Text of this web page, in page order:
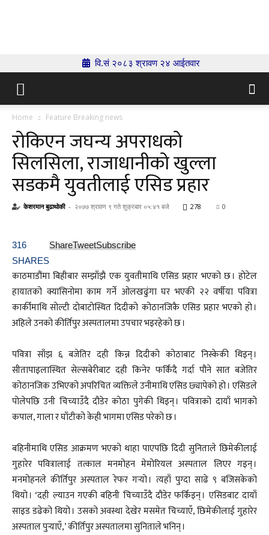
वि.सं २०८३ श्रावण २४ आईतवार
Home Feature Breaking news
रोकिएन जघन्य अपराधको
सिलसिला, राजाधानीको खुल्ला
सडकमै युवतीलाई एसिड प्रहार
केशरमान बुढाथोकी - २०७७ श्रावण ९ गते शुक्रबार ०५:४१ बजे 278 0
316
SHARES
ShareTweetSubscribe
काठमाडौंमा बिहीबार सम्झाँझै एक युवतीमाथि एसिड प्रहार भएको छ । होटेल
हायातको क्यासिनोमा काम गर्ने ओलखढुंगा घर भएकी २२ वर्षीया पवित्रा
कार्कीमाथि सोल्टी दोबाटोस्थित दिदीको कोठानजिकै एसिड प्रहार भएको हो ।
अहिले उनको कीर्तिपुर अस्पतालमा उपचार भइरहेको छ ।
पवित्रा साँझ ६ बजेतिर दही किन्न दिदीको कोठाबाट निस्केकी थिइन् ।
सीतापाइलास्थित सेल्सबेरीबाट दही किनेर फर्किंदै गर्दा पौने सात बजेतिर
कोठानजिक उभिएको अपरिचित व्यक्तिले उनीमाथि एसिड छ्यापेको हो । एसिडले
पोलेपछि उनी चिच्याउँदै दौडेर कोठा पुगेकी थिइन् । पवित्राको दायाँ भागको
कपाल, गाला र घाँटीको केही भागमा एसिड परेको छ ।
बहिनीमाथि एसिड आक्रमण भएको थाहा पाएपछि दिदी सुनिताले छिमेकीलाई
गुहारेर पवित्रालाई तत्काल मनमोहन मेमोरियल अस्पताल लिएर गइन् ।
मनमोहनले कीर्तिपुर अस्पताल रेफर गर्‍यो । त्यहाँ पुग्दा साढे ९ बजिसकेको
थियो । ‘दही ल्याउन गएकी बहिनी चिच्याउँदै दौडेर फर्किइन् । एसिडबाट दायाँ
साइड डढेको थियो । उसको अवस्था देखेर मसमेत चिच्याएँ, छिमेकीलाई गुहारेर
अस्पताल पुर्‍याएँ,’ कीर्तिपुर अस्पतालमा सुनिताले भनिन् ।